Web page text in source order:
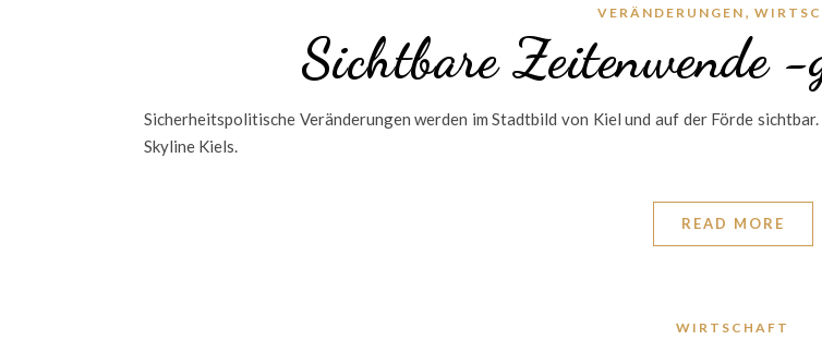
VERÄNDERUNGEN ,
Sichtbare Zeitenwende
Sicherheitspolitische Veränderungen werden im Stadtbild von Kiel und auf der Förde
Skyline Kiels.
READ MORE
WIRTSCHAFT